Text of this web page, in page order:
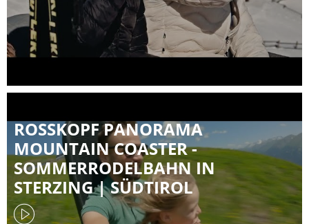
ROSSKOPF PANORAMA
MOUNTAIN COASTER -
SOMMERRODELBAHN IN
STERZING | SÜDTIROL